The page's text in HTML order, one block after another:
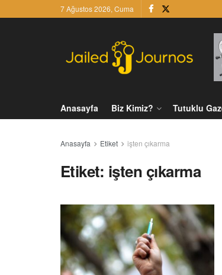
7 Ağustos 2026, Cuma
Anasayfa Biz Kimiz? Tutuklu
Anasayfa Etiket işten çıkarma
Etiket: işten çıkarma